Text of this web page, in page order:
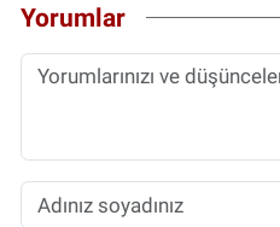
Yorumlar